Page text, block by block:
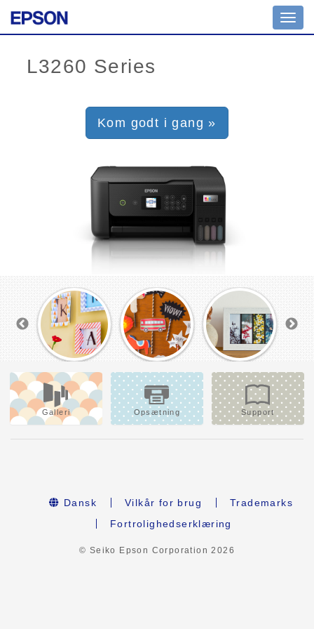
Kom godt i gang »
Galleri Opsætning Support
Dansk Vilkår for brug
Trademarks
Fortrolighedserklæring
© Seiko Epson Corporation2026